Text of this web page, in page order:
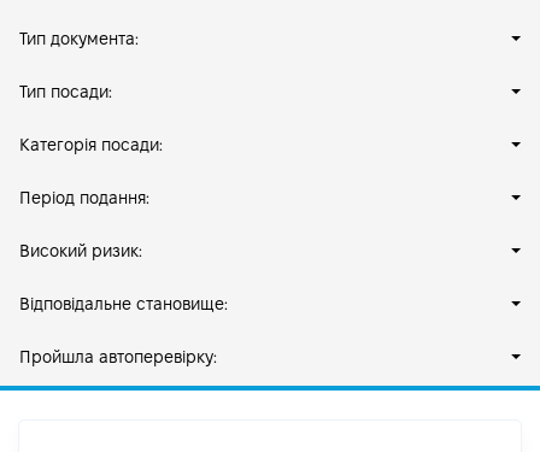
Тип документа:
Тип посади:
Категорія посади:
Період подання:
Високий ризик:
Відповідальне становище:
Пройшла автоперевірку: